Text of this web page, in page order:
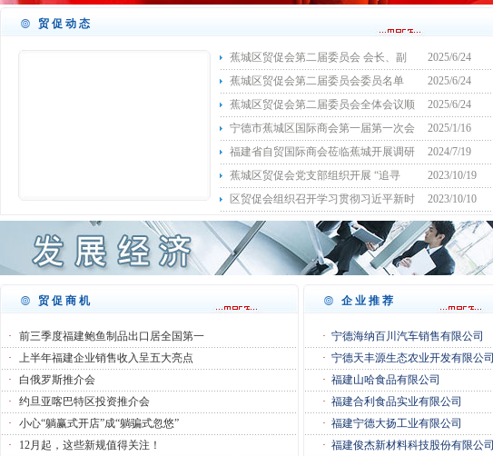
贸促动态
蕉城区贸促会第二届委员会 会长、副
2025/6/24
蕉城区贸促会第二届委员会委员名单
2025/6/24
蕉城区贸促会第二届委员会全体会议顺
2025/6/24
宁德市蕉城区国际商会第一届第一次会
2025/1/16
福建省自贸国际商会莅临蕉城开展调研
2024/7/19
蕉城区贸促会党支部组织开展 “追寻
2023/10/19
区贸促会组织召开学习贯彻习近平新时
2023/10/10
贸促商机
·
前三季度福建鲍鱼制品出口居全国第一
·
上半年福建企业销售收入呈五大亮点
·
白俄罗斯推介会
·
约旦亚喀巴特区投资推介会
·
小心“躺赢式开店”成“躺骗式忽悠”
·
12月起，这些新规值得关注！
企业推荐
· 宁德海纳百川汽车销售有限公司
· 宁德天丰源生态农业开发有限公司
· 福建山哈食品有限公司
· 福建合利食品实业有限公司
· 福建宁德大扬工业有限公司
· 福建俊杰新材料科技股份有限公司